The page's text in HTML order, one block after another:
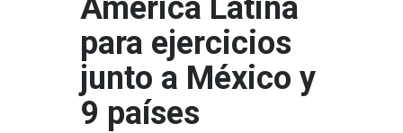
América Latina
para ejercicios
junto a México y
9 países